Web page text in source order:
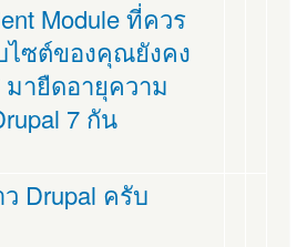
Module ที่ควร
ไซต์ของคุณยังคง
มายืดอายุความ
7 กัน
Drupal ครับ